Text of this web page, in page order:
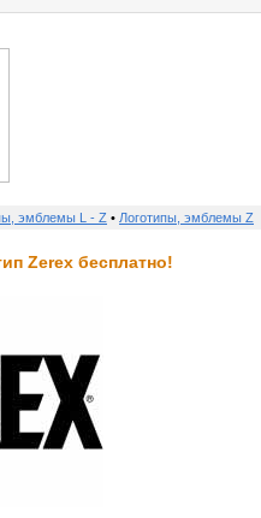
эмблемы L - Z • Логотипы, эмблемы Z
Zerex бесплатно!